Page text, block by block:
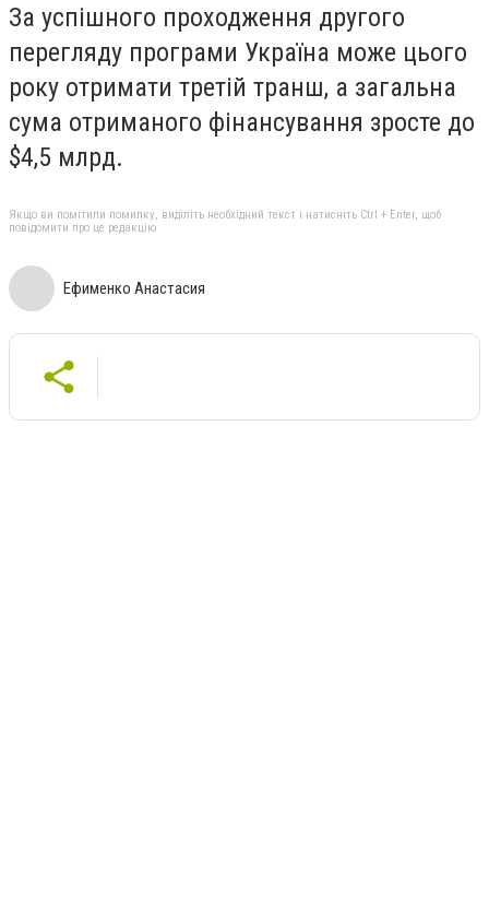
За успішного проходження другого
перегляду програми Україна може цього
року отримати третій транш, а загальна
сума отриманого фінансування зросте до
$4,5 млрд.
Якщо ви помітили помилку, виділіть необхідний текст і натисніть Ctrl + Enter, щоб
повідомити про це редакцію
Ефименко Анастасия